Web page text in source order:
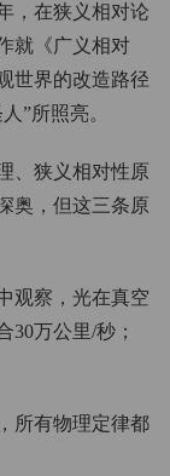
，在狭义相对论
就《广义相对
世界的改造路径
”所照亮。
、狭义相对性原
奥，但这三条原
观察，光在真空
30万公里/秒；
所有物理定律都